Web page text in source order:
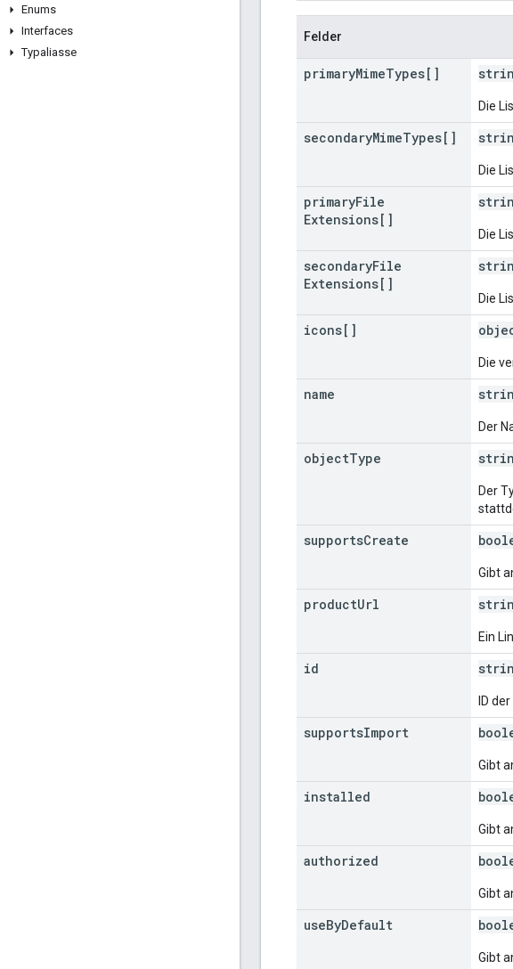
Enums
Interfaces
Typaliasse
Felder
primaryMimeTypes[]
Die
secondaryMimeTypes[]
Die
primaryFile
Extensions[]
Die
secondaryFile
Extensions[]
Die
icons[]
Die
name
Der
objectType
Der
supportsCreate
Gibt
productUrl
Ein
id
ID
supportsImport
Gibt
installed
Gibt
authorized
Gibt
useByDefault
Gibt